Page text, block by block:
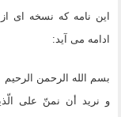
این نامه که نسخه ای
ادامه می آید:
بسم الله الرحمن الرحیم
و نرید أن نمنّ على